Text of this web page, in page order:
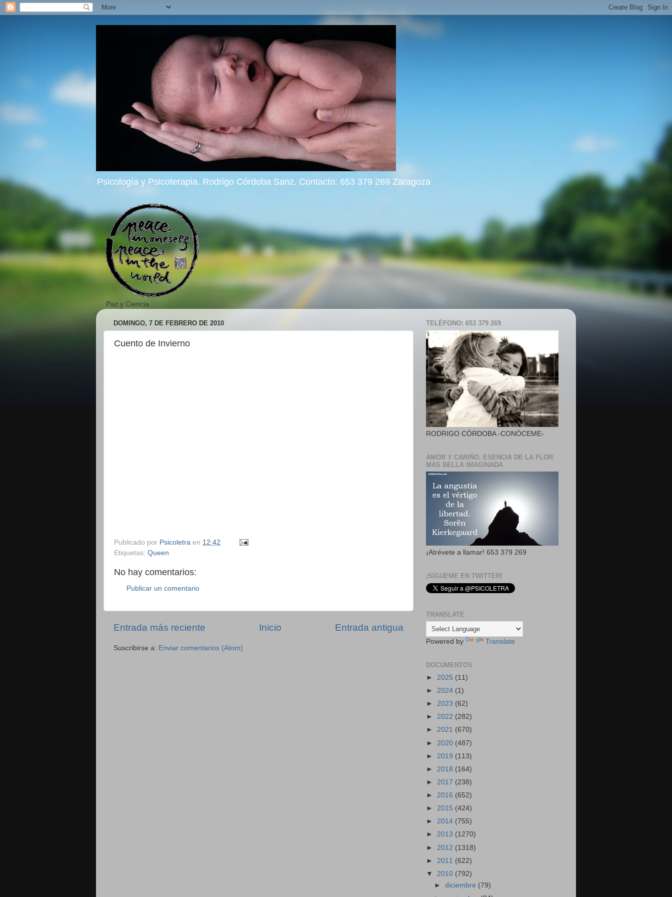
Psicología y Psicoterapia. Rodrigo Córdoba Sanz. Contacto: 653 379 269 Zaragoza
Paz y Ciencia
DOMINGO, 7 DE FEBRERO DE 2010
Cuento de Invierno
Publicado por Psicoletra en 12:42
Etiquetas: Queen
No hay comentarios:
Publicar un comentario
Entrada más reciente Entrada antigua
Inicio
Suscribirse a: Enviar comentarios (Atom)
TELÉFONO: 653 379 269
RODRIGO CÓRDOBA -CONÓCEME-
AMOR Y CARIÑO. ESENCIA DE LA FLOR
MÁS BELLA IMAGINADA
¡Atrévete a llamar! 653 379 269
¡SÍGUEME EN TWITTER!
TRANSLATE
Powered by Translate
DOCUMENTOS
► 2025 (11)
► 2024 (1)
► 2023 (62)
► 2022 (282)
► 2021 (670)
► 2020 (487)
► 2019 (113)
► 2018 (164)
► 2017 (238)
► 2016 (652)
► 2015 (424)
► 2014 (755)
► 2013 (1270)
► 2012 (1318)
► 2011 (622)
▼ 2010 (792)
►diciembre (79)